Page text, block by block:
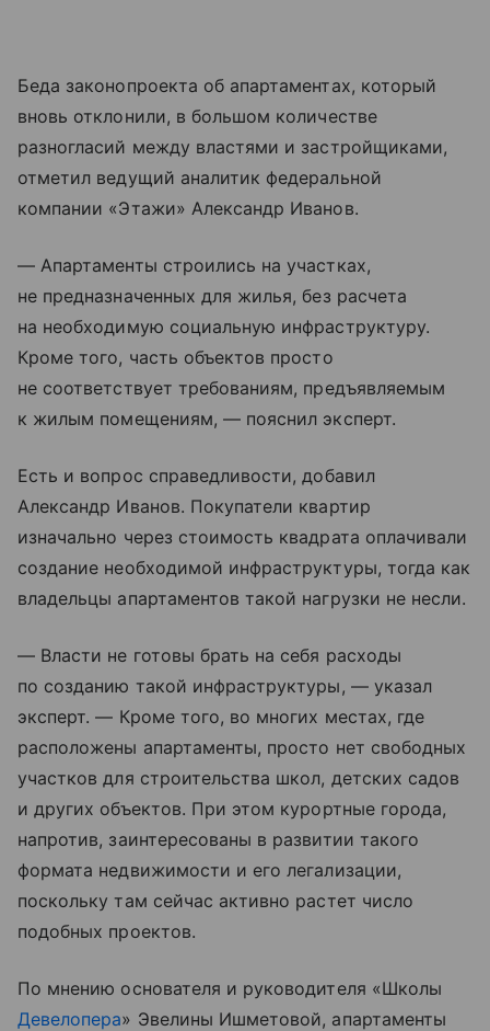
Беда законопроекта об апартаментах, который
вновь отклонили, в большом количестве
разногласий между властями и застройщиками,
отметил ведущий аналитик федеральной
компании «Этажи» Александр Иванов.
— Апартаменты строились на участках,
не предназначенных для жилья, без расчета
на необходимую социальную инфраструктуру.
Кроме того, часть объектов просто
не соответствует требованиям, предъявляемым
к жилым помещениям, — пояснил эксперт.
Есть и вопрос справедливости, добавил
Александр Иванов. Покупатели квартир
изначально через стоимость квадрата оплачивали
создание необходимой инфраструктуры, тогда как
владельцы апартаментов такой нагрузки не несли.
— Власти не готовы брать на себя расходы
по созданию такой инфраструктуры, — указал
эксперт. — Кроме того, во многих местах, где
расположены апартаменты, просто нет свободных
участков для строительства школ, детских садов
и других объектов. При этом курортные города,
напротив, заинтересованы в развитии такого
формата недвижимости и его легализации,
поскольку там сейчас активно растет число
подобных проектов.
По мнению основателя и руководителя «Школы
Девелопера» Эвелины Ишметовой, апартаменты